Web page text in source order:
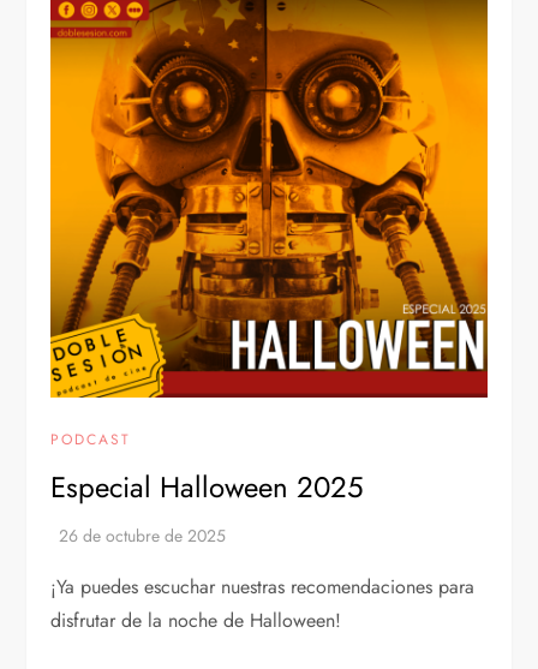
PODCAST
Especial Halloween 2025
¡Ya puedes escuchar nuestras recomendaciones para
disfrutar de la noche de Halloween!